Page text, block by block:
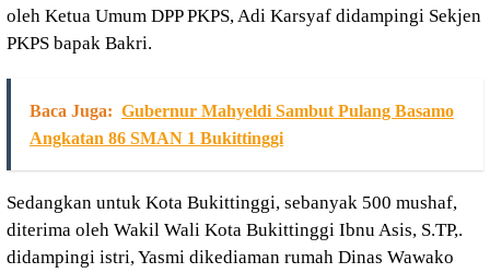
oleh Ketua Umum DPP PKPS, Adi Karsyaf didampingi Sekjen
PKPS bapak Bakri.
Baca Juga: Gubernur Mahyeldi Sambut Pulang Basamo
Angkatan 86 SMAN 1 Bukittinggi
Sedangkan untuk Kota Bukittinggi, sebanyak 500 mushaf,
diterima oleh Wakil Wali Kota Bukittinggi Ibnu Asis, S.TP,.
didampingi istri, Yasmi dikediaman rumah Dinas Wawako